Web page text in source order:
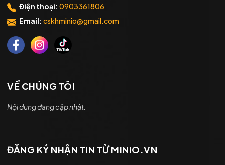
Điện thoại: 0903361806
Email: cskhminio@gmail.com
VỀ CHÚNG TÔI
Nội dung đang cập nhật.
ĐĂNG KÝ NHẬN TIN TỪ MINIO.VN